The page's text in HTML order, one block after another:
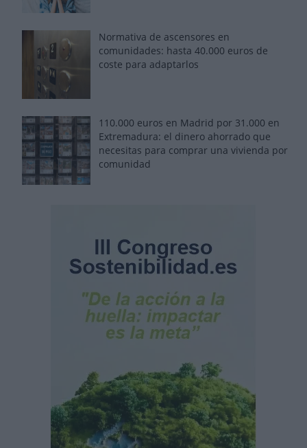
Normativa de ascensores en
comunidades: hasta 40.000 euros de
coste para adaptarlos
110.000 euros en Madrid por 31.000 en
Extremadura: el dinero ahorrado que
necesitas para comprar una vivienda por
comunidad